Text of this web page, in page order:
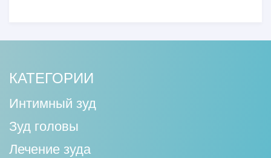
КАТЕГОРИИ
Интимный зуд
Зуд головы
Лечение зуда